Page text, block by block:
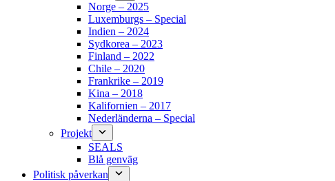
Norge – 2025
Luxemburgs – Special
Indien – 2024
Sydkorea – 2023
Finland – 2022
Chile – 2020
Frankrike – 2019
Kina – 2018
Kalifornien – 2017
Nederländerna – Special
Projekt
SEALS
Blå genväg
Politisk påverkan